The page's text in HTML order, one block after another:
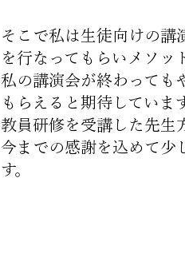
そこで私は生徒向けの講
を行なってもらいメソッ
私の講演会が終わっても
もらえると期待しています
教員研修を受講した先生
今までの感謝を込めて少
す。